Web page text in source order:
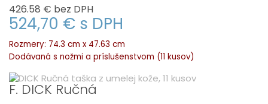
426.58 € bez DPH
524,70 € s DPH
Rozmery: 74.3 cm x 47.63 cm
Dodávaná s nožmi a príslušenstvom (11 kusov)
F. DICK Ručná